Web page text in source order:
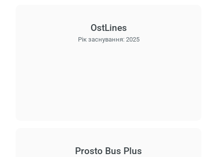
OstLines
Рік заснування: 2025
Prosto Bus Plus